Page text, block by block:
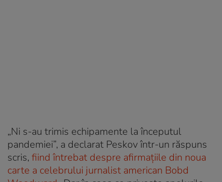
„Ni s-au trimis echipamente la începutul
pandemiei”, a declarat Peskov într-un răspuns
scris, fiind întrebat despre afirmaţiile din noua
carte a celebrului jurnalist american Bobd